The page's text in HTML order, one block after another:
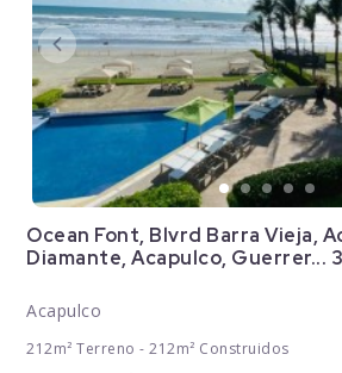
Ocean Font, Blvrd Barra Vieja,
Diamante, Acapulco, Guerrer...
Acapulco
212m² Terreno - 212m² Construidos